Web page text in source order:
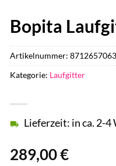
Bopita
289,00€
Lieferzeit: in ca. 2-
Artikelnummer:
Kategorie: Laufgitter